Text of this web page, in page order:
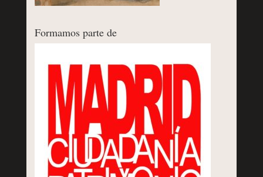
Formamos parte de